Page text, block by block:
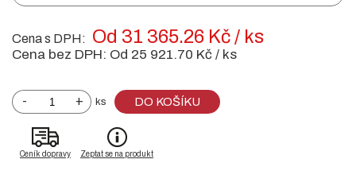
Cena s DPH: Od 31 365.26 Kč / ks
Cena bez DPH: Od 25 921.70 Kč / ks
- + ks DO KOŠÍKU
Ceník dopravy Zeptat se na produkt